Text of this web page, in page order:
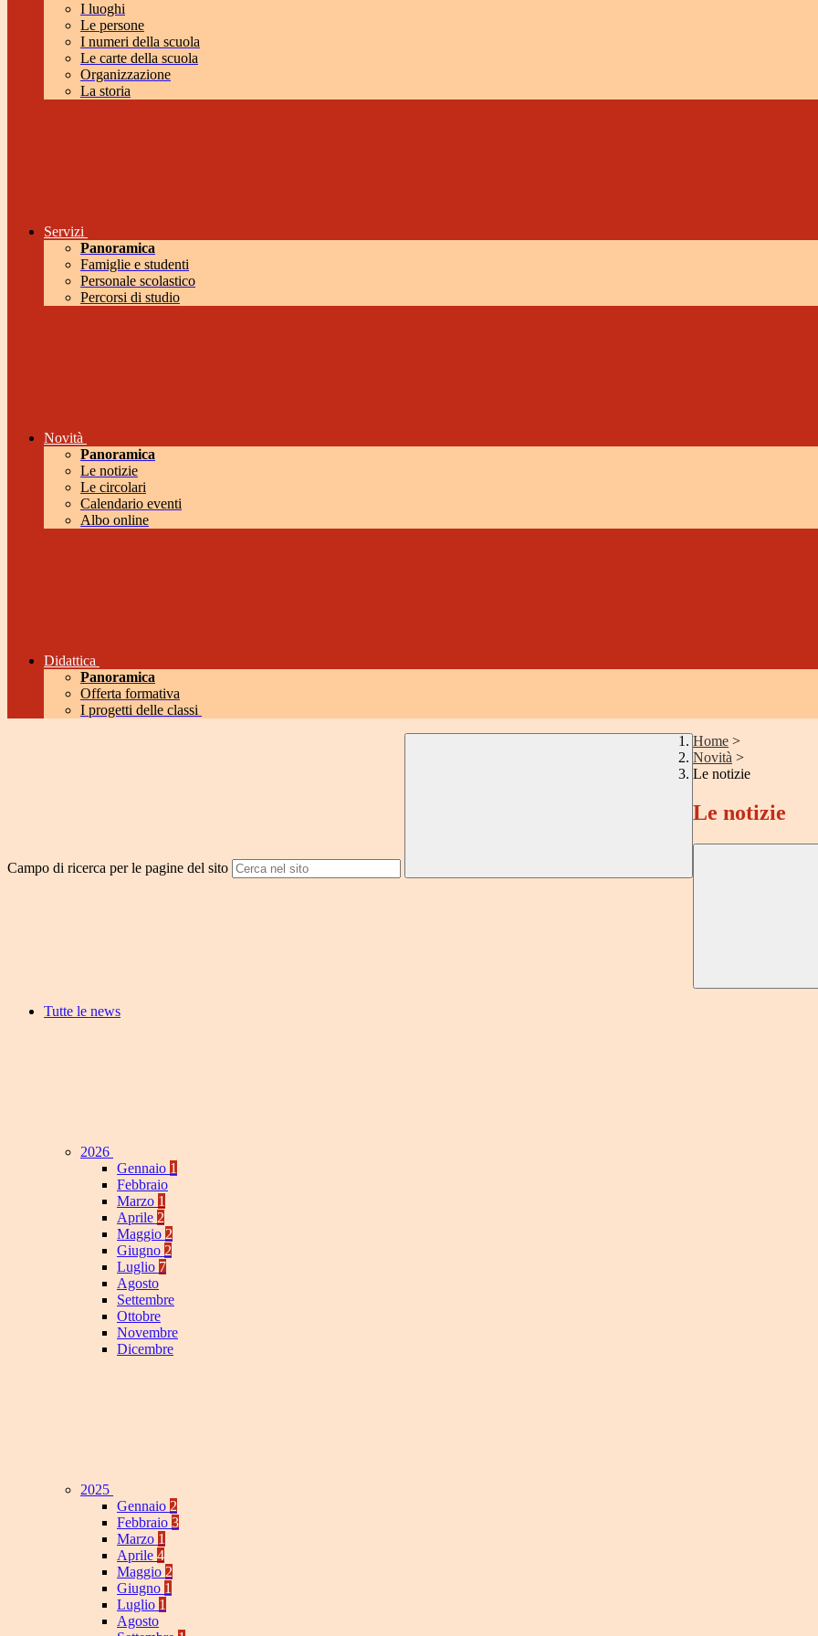
I luoghi
Le persone
I numeri della scuola
Le carte della scuola
Organizzazione
La storia
Servizi
Panoramica
Famiglie e studenti
Personale scolastico
Percorsi di studio
Novità
Panoramica
Le notizie
Le circolari
Calendario eventi
Albo online
Didattica
Panoramica
Offerta formativa
I progetti delle classi
Campo di ricerca per le pagine del sito
Home >
Novità >
Le notizie
Le notizie
Tutte le news
2026
Gennaio 1
Febbraio
Marzo 1
Aprile 2
Maggio 2
Giugno 2
Luglio 7
Agosto
Settembre
Ottobre
Novembre
Dicembre
2025
Gennaio 2
Febbraio 3
Marzo 1
Aprile 4
Maggio 2
Giugno 1
Luglio 1
Agosto